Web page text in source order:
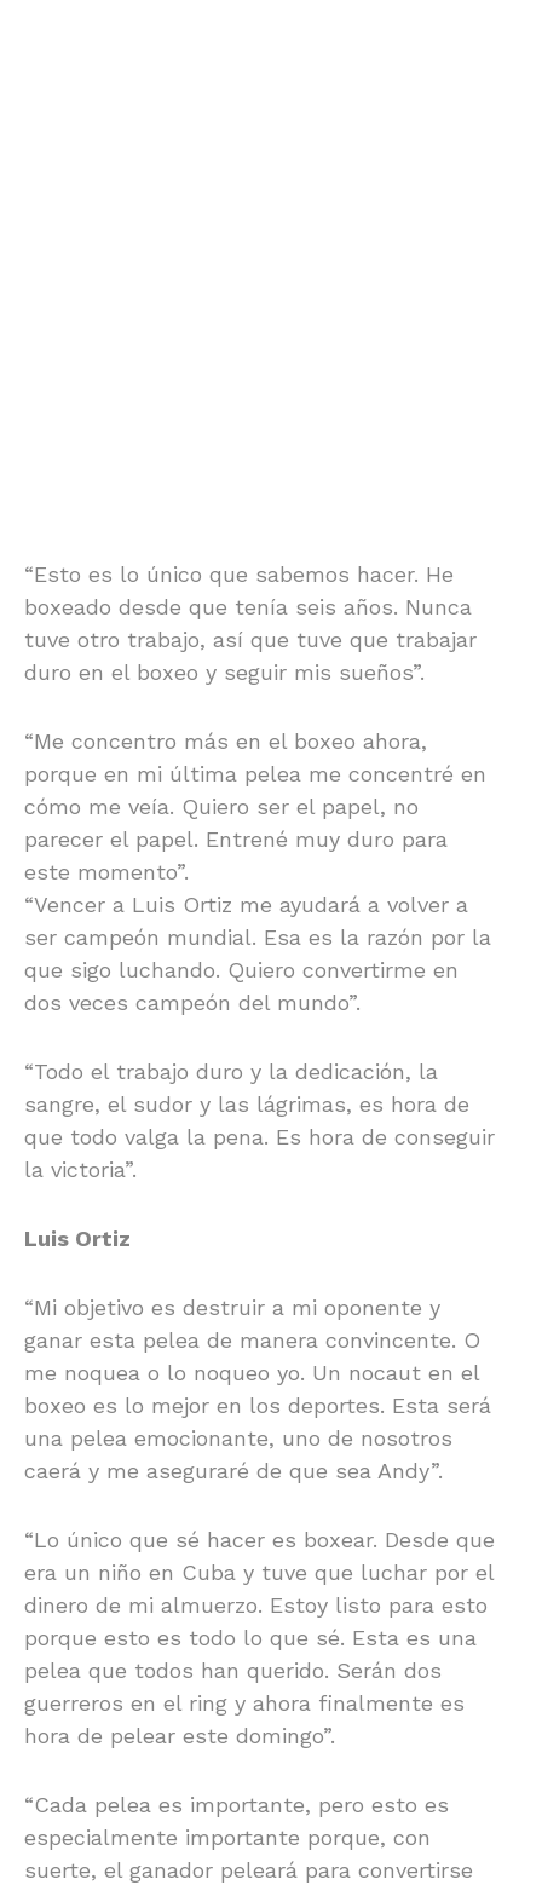
“Esto es lo único que sabemos hacer. He
boxeado desde que tenía seis años. Nunca
tuve otro trabajo, así que tuve que trabajar
duro en el boxeo y seguir mis sueños”.
“Me concentro más en el boxeo ahora,
porque en mi última pelea me concentré en
cómo me veía. Quiero ser el papel, no
parecer el papel. Entrené muy duro para
este momento”.
“Vencer a Luis Ortiz me ayudará a volver a
ser campeón mundial. Esa es la razón por la
que sigo luchando. Quiero convertirme en
dos veces campeón del mundo”.
“Todo el trabajo duro y la dedicación, la
sangre, el sudor y las lágrimas, es hora de
que todo valga la pena. Es hora de conseguir
la victoria”.
Luis Ortiz
“Mi objetivo es destruir a mi oponente y
ganar esta pelea de manera convincente. O
me noquea o lo noqueo yo. Un nocaut en el
boxeo es lo mejor en los deportes. Esta será
una pelea emocionante, uno de nosotros
caerá y me aseguraré de que sea Andy”.
“Lo único que sé hacer es boxear. Desde que
era un niño en Cuba y tuve que luchar por el
dinero de mi almuerzo. Estoy listo para esto
porque esto es todo lo que sé. Esta es una
pelea que todos han querido. Serán dos
guerreros en el ring y ahora finalmente es
hora de pelear este domingo”.
“Cada pelea es importante, pero esto es
especialmente importante porque, con
suerte, el ganador peleará para convertirse